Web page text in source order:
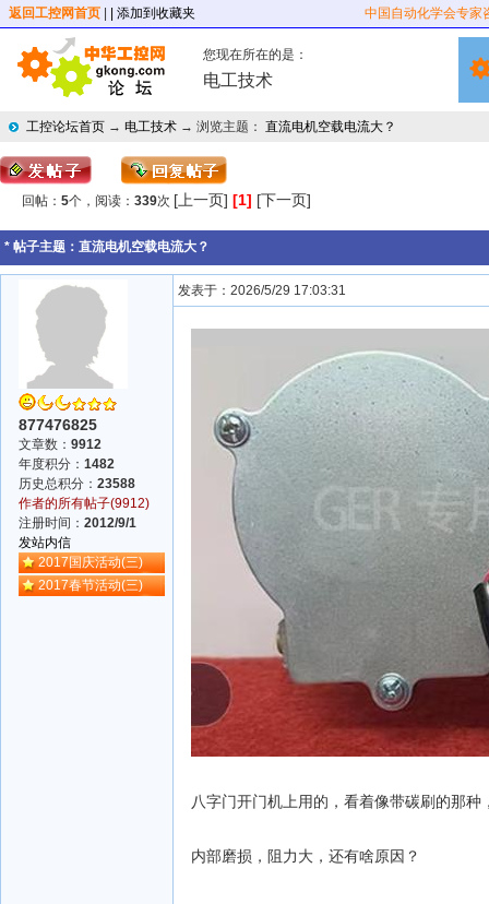
返回工控网首页 | 添加到收藏夹 中国自动化学会专家
您现在所在的是：
电工技术
工控论坛首页 → 电工技术 → 浏览主题： 直流电机空载电流大？
回帖： 5个，阅读： 339次 [上一页] [1] [下一页]
* 帖子主题： 直流电机空载电流大？
877476825
文章数： 9912
年度积分： 1482
历史总积分： 23588
作者的所有帖子(9912)
注册时间： 2012/9/1
发站内信
2017国庆活动(三)
2017春节活动(三)
发表于：2026/5/29 17:03:31
八字门开门机上用的，看着像带碳刷的那
内部磨损，阻力大，还有啥原因？